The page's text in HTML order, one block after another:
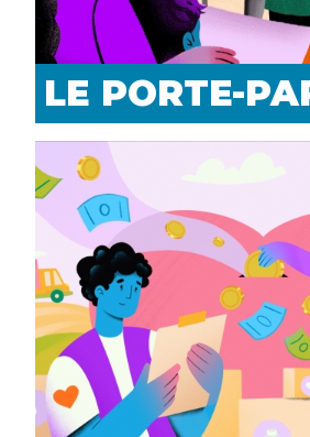
LE PORTE-